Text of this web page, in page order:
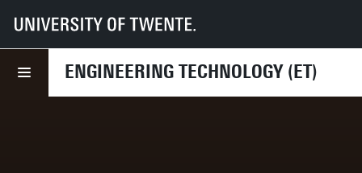
ENGINEERING TECHNOLOGY (ET)
UT Faculteiten ET
Nieuws
Hellen (Hellebore) Fass (1987 – 2024)